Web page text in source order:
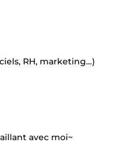
RH, marketing…)
avec moi~